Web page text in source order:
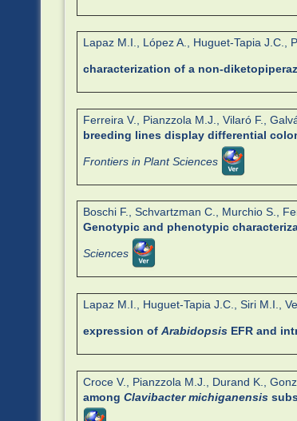
Lapaz M.I., López A., Huguet-Tapia J.C.,
characterization of a non-
Ferreira V., Pianzzola M.J., Vilaró F.,
breeding lines display differential
Frontiers in Plant Sciences
Boschi F., Schvartzman C., Murchio S.,
Genotypic and phenotypic
Sciences
Lapaz M.I., Huguet-Tapia J.C., Siri M.I.,
expression ofArabidopsis EFR and
Croce V., Pianzzola M.J., Durand K.,
amongClavibacter michiganensis